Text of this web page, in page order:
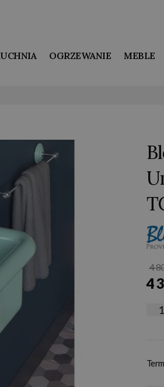
OGRZEWANIE MEBLE
4
4